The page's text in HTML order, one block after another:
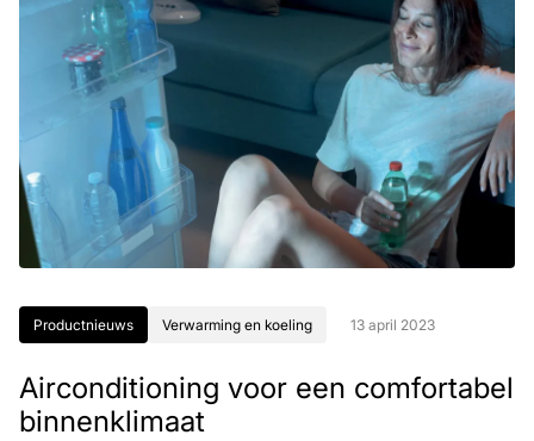
Productnieuws Verwarming en koeling 13 april 2023
Airconditioning voor een comfortabel
binnenklimaat